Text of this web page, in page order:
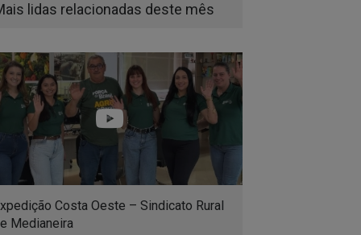
lidas relacionadas deste mês
Costa Oeste – Sindicato Rural
Medianeira